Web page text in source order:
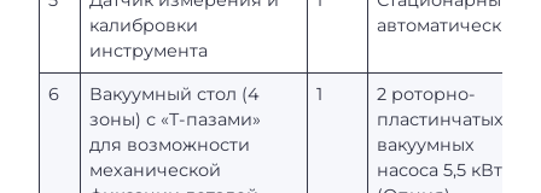
калибровки
инструмента
автоматический
6
Вакуумный стол (4
зоны) с «T-пазами»
для возможности
механической
1
2 роторно-
пластинчатых
вакуумных
насоса 5,5 кВт